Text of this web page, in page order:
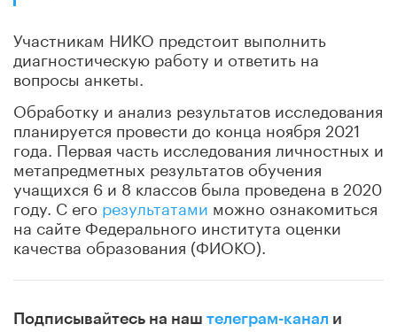
Участникам НИКО предстоит выполнить
диагностическую работу и ответить на
вопросы анкеты.
Обработку и анализ результатов исследования
планируется провести до конца ноября 2021
года. Первая часть исследования личностных и
метапредметных результатов обучения
учащихся 6 и 8 классов была проведена в 2020
году. С его результатами можно ознакомиться
на сайте Федерального института оценки
качества образования (ФИОКО).
Подписывайтесь на наш телеграм-канал и